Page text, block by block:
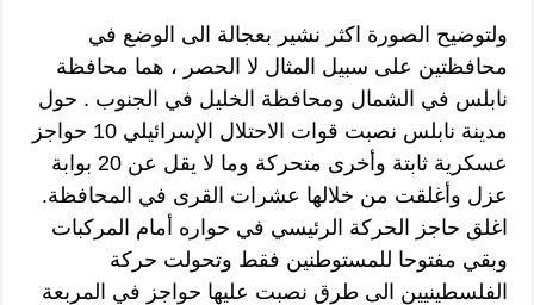
ولتوضيح الصورة اكثر نشير بعجالة الى الوضع في
محافظتين على سبيل المثال لا الحصر ، هما محافظة
نابلس في الشمال ومحافظة الخليل في الجنوب . حول
مدينة نابلس نصبت قوات الاحتلال الإسرائيلي 10 حواجز
عسكرية ثابتة وأخرى متحركة وما لا يقل عن 20 بوابة
عزل وأغلقت من خلالها عشرات القرى في المحافظة.
اغلق حاجز الحركة الرئيسي في حواره أمام المركبات
وبقي مفتوحا للمستوطنين فقط وتحولت حركة
الفلسطينيين الى طرق نصبت عليها حواجز في المربعة